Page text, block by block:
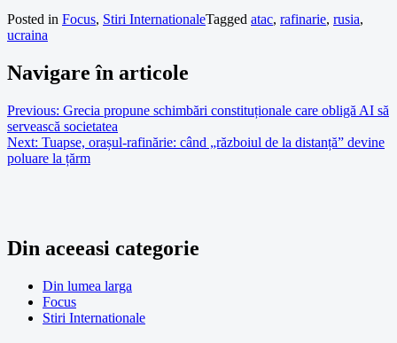
Posted in Focus, Stiri InternationaleTagged atac, rafinarie, rusia,
ucraina
Navigare în articole
Previous: Grecia propune schimbări constituționale care obligă AI să
servească societatea
Next: Tuapse, orașul-rafinărie: când „războiul de la distanță” devine
poluare la țărm
Din aceeasi categorie
Din lumea larga
Focus
Stiri Internationale